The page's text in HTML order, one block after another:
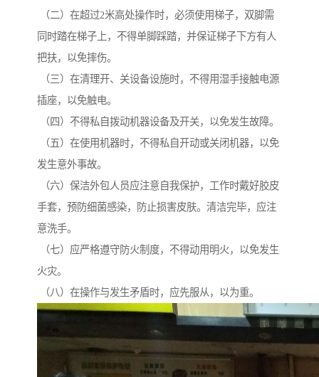
（二）在超过2米高处操作时，必须使用梯子，双脚需
同时踏在梯子上，不得单脚踩踏，并保证梯子下方有人
把扶，以免摔伤。
（三）在清理开、关设备设施时，不得用湿手接触电源
插座，以免触电。
（四）不得私自拨动机器设备及开关，以免发生故障。
（五）在使用机器时，不得私自开动或关闭机器，以免
发生意外事故。
（六）保洁外包人员应注意自我保护，工作时戴好胶皮
手套，预防细菌感染，防止损害皮肤。清洁完毕，应注
意洗手。
（七）应严格遵守防火制度，不得动用明火，以免发生
火灾。
（八）在操作与发生矛盾时，应先服从，以为重。